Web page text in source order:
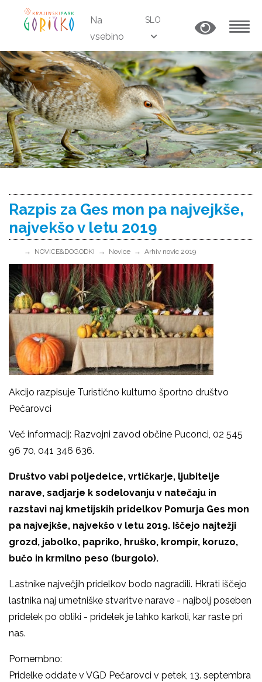
Na
vsebino
SLO
Razpis za Ges mon pa najvejkše,
najvekšo v letu 2019
NOVICE&DOGODKI Novice Arhiv novic 2019
Akcijo razpisuje Turistično kulturno športno društvo
Pečarovci
Več informacij: Razvojni zavod občine Puconci, 02 545
96 70, 041 346 636.
Društvo vabi poljedelce, vrtičkarje, ljubitelje
narave, sadjarje k sodelovanju v natečaju in
razstavi naj kmetijskih pridelkov Pomurja Ges mon
pa najvejkše, najvekšo v letu 2019. Iščejo najtežji
grozd, jabolko, papriko, hruško, krompir, koruzo,
bučo in krmilno peso (burgolo).
Lastnike največjih pridelkov bodo nagradili. Hkrati iščejo
lastnika naj umetniške stvaritve narave - najbolj poseben
pridelek po obliki - pridelek je lahko karkoli, kar raste pri
nas.
Pomembno:
Pridelke oddate v VGD Pečarovci v petek, 13. septembra